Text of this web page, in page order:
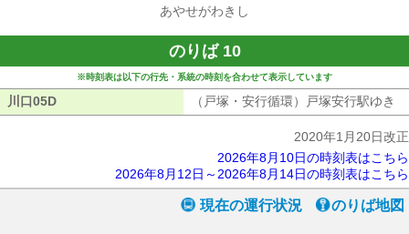
あやせがわきし
のりば 10
※時刻表は以下の行先・系統の時刻を合わせて表示しています
川口05D （戸塚・安行循環）戸塚安行駅ゆき
2020年1月20日改正
2026年8月10日の時刻表はこちら
2026年8月12日～2026年8月14日の時刻表はこちら
現在の運行状況 のりば地図